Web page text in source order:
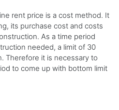
rent price is a cost method. It
its purchase cost and costs
As a time period
needed, a limit of 30
Therefore it is necessary to
to come up with bottom limit